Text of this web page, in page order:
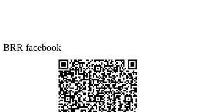
BRR facebook